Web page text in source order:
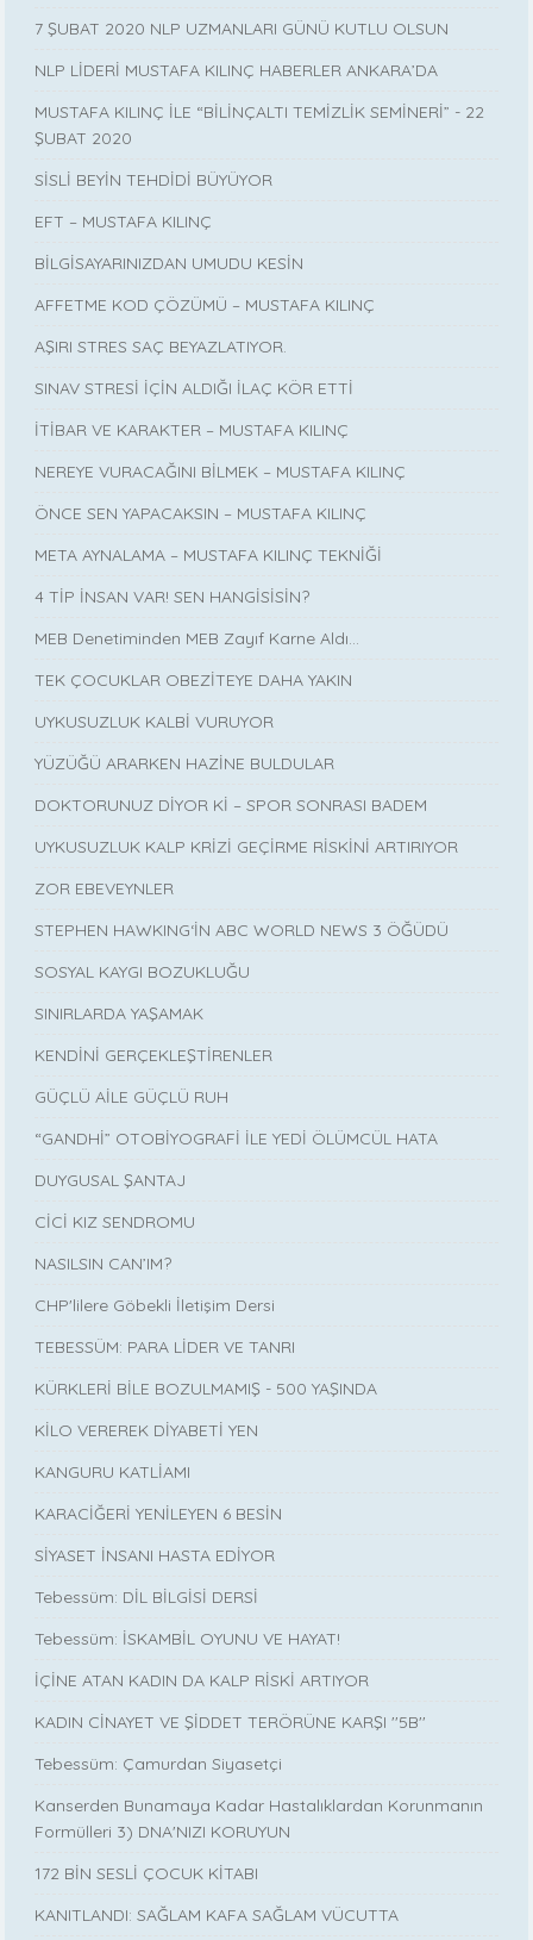
7 ŞUBAT 2020 NLP UZMANLARI GÜNÜ KUTLU OLSUN
NLP LİDERİ MUSTAFA KILINÇ HABERLER ANKARA’DA
MUSTAFA KILINÇ İLE “BİLİNÇALTI TEMİZLİK SEMİNERİ” - 22
ŞUBAT 2020
SİSLİ BEYİN TEHDİDİ BÜYÜYOR
EFT – MUSTAFA KILINÇ
BİLGİSAYARINIZDAN UMUDU KESİN
AFFETME KOD ÇÖZÜMÜ – MUSTAFA KILINÇ
AŞIRI STRES SAÇ BEYAZLATIYOR.
SINAV STRESİ İÇİN ALDIĞI İLAÇ KÖR ETTİ
İTİBAR VE KARAKTER – MUSTAFA KILINÇ
NEREYE VURACAĞINI BİLMEK – MUSTAFA KILINÇ
ÖNCE SEN YAPACAKSIN – MUSTAFA KILINÇ
META AYNALAMA – MUSTAFA KILINÇ TEKNİĞİ
4 TİP İNSAN VAR! SEN HANGİSİSİN?
MEB Denetiminden MEB Zayıf Karne Aldı…
TEK ÇOCUKLAR OBEZİTEYE DAHA YAKIN
UYKUSUZLUK KALBİ VURUYOR
YÜZÜĞÜ ARARKEN HAZİNE BULDULAR
DOKTORUNUZ DİYOR Kİ – SPOR SONRASI BADEM
UYKUSUZLUK KALP KRİZİ GEÇİRME RİSKİNİ ARTIRIYOR
ZOR EBEVEYNLER
STEPHEN HAWKING‘İN ABC WORLD NEWS 3 ÖĞÜDÜ
SOSYAL KAYGI BOZUKLUĞU
SINIRLARDA YAŞAMAK
KENDİNİ GERÇEKLEŞTİRENLER
GÜÇLÜ AİLE GÜÇLÜ RUH
“GANDHİ” OTOBİYOGRAFİ İLE YEDİ ÖLÜMCÜL HATA
DUYGUSAL ŞANTAJ
CİCİ KIZ SENDROMU
NASILSIN CAN’IM?
CHP'lilere Göbekli İletişim Dersi
TEBESSÜM: PARA LİDER VE TANRI
KÜRKLERİ BİLE BOZULMAMIŞ - 500 YAŞINDA
KİLO VEREREK DİYABETİ YEN
KANGURU KATLİAMI
KARACİĞERİ YENİLEYEN 6 BESİN
SİYASET İNSANI HASTA EDİYOR
Tebessüm: DİL BİLGİSİ DERSİ
Tebessüm: İSKAMBİL OYUNU VE HAYAT!
İÇİNE ATAN KADIN DA KALP RİSKİ ARTIYOR
KADIN CİNAYET VE ŞİDDET TERÖRÜNE KARŞI ''5B''
Tebessüm: Çamurdan Siyasetçi
Kanserden Bunamaya Kadar Hastalıklardan Korunmanın
Formülleri 3) DNA'NIZI KORUYUN
172 BİN SESLİ ÇOCUK KİTABI
KANITLANDI: SAĞLAM KAFA SAĞLAM VÜCUTTA